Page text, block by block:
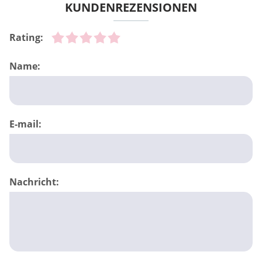
KUNDENREZENSIONEN
Rating:
Name:
E-mail:
Nachricht: